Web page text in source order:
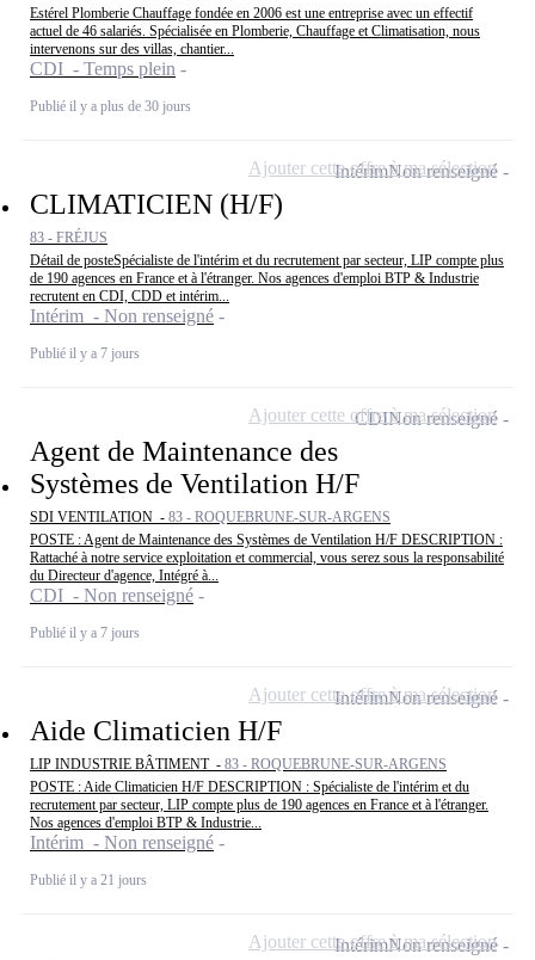
Estérel Plomberie Chauffage fondée en 2006 est une entreprise avec un effectif
actuel de 46 salariés. Spécialisée en Plomberie, Chauffage et Climatisation, nous
intervenons sur des villas, chantier...
CDI - Temps plein
Publié il y a plus de 30 jours
CLIMATICIEN (H/F)
83 - FRÉJUS
Détail de posteSpécialiste de l'intérim et du recrutement par secteur, LIP compte plus
de 190 agences en France et à l'étranger. Nos agences d'emploi BTP & Industrie
recrutent en CDI, CDD et intérim...
Intérim - Non renseigné
Publié il y a 7 jours
IntérimNon renseigné
Ajouter cette offre à ma sélection
Agent de Maintenance des
Systèmes de Ventilation H/F
SDI VENTILATION - 83 - ROQUEBRUNE-SUR-ARGENS
POSTE : Agent de Maintenance des Systèmes de Ventilation H/F DESCRIPTION :
Rattaché à notre service exploitation et commercial, vous serez sous la responsabilité
du Directeur d'agence, Intégré à...
CDI - Non renseigné
Publié il y a 7 jours
CDINon renseigné
Ajouter cette offre à ma sélection
Aide Climaticien H/F
LIP INDUSTRIE BÂTIMENT - 83 - ROQUEBRUNE-SUR-ARGENS
POSTE : Aide Climaticien H/F DESCRIPTION : Spécialiste de l'intérim et du
recrutement par secteur, LIP compte plus de 190 agences en France et à l'étranger.
Nos agences d'emploi BTP & Industrie...
Intérim - Non renseigné
Publié il y a 21 jours
IntérimNon renseigné
Ajouter cette offre à ma sélection
IntérimNon renseigné
Ajouter cette offre à ma sélection